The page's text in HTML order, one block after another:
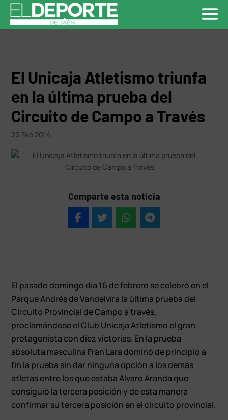
El Unicaja Atletismo triunfa
en la última prueba del
Circuito de Campo a Través
20 Feb 2014
Comparte esta noticia
El pasado domingo día 16 de febrero se celebró en el
Parque Andrés de Vandelvira la última prueba del
Circuito Provincial de Campo a través,
proclamándose el Club Unicaja Atletismo el gran
protagonista con diez victorias. En la prueba
absoluta masculina Fran Lara dominó de principio a
fin la prueba sin dar ninguna opción a los demás
atletas entre los que estaba Álvaro Aranda que
consiguió la tercera posición y de esta manera
confirmar su tercera posición en el circuito provincial.